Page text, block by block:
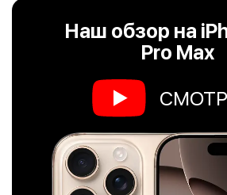
Наш обзор на
Pro Max